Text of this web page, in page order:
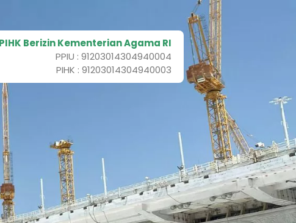
Berizin Kementerian Agama RI
PPIU : 91203014304940004
PIHK : 91203014304940003